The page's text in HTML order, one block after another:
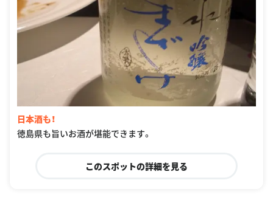
日本酒も！
徳島県も旨いお酒が堪能できます。
このスポットの詳細を見る